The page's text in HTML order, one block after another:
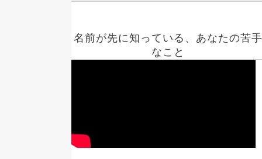
名前が先に知っている、あなたの苦手
なこと